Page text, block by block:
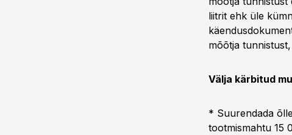
liitrit ehk üle
mõõtja
Välja kärbitud
* Suurendada
tootmismahtu 15